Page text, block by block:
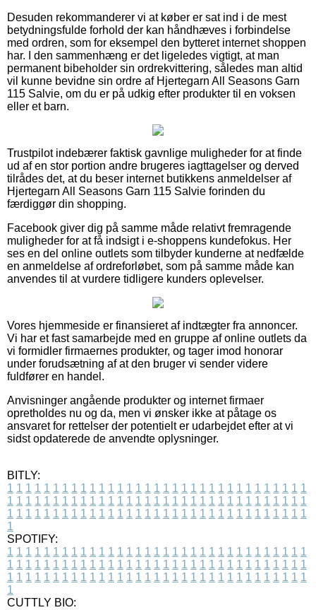
Desuden rekommanderer vi at køber er sat ind i de mest
betydningsfulde forhold der kan håndhæves i forbindelse
med ordren, som for eksempel den bytteret internet shoppen
har. I den sammenhæng er det ligeledes vigtigt, at man
permanent bibeholder sin ordrekvittering, således man altid
vil kunne bevidne sin ordre af Hjertegarn All Seasons Garn
115 Salvie, om du er på udkig efter produkter til en voksen
eller et barn.
Trustpilot indebærer faktisk gavnlige muligheder for at finde
ud af en stor portion andre brugeres iagttagelser og derved
tilrådes det, at du beser internet butikkens anmeldelser af
Hjertegarn All Seasons Garn 115 Salvie forinden du
færdiggør din shopping.
Facebook giver dig på samme måde relativt fremragende
muligheder for at få indsigt i e-shoppens kundefokus. Her
ses en del online outlets som tilbyder kunderne at nedfælde
en anmeldelse af ordreforløbet, som på samme måde kan
anvendes til at vurdere tidligere kunders oplevelser.
Vores hjemmeside er finansieret af indtægter fra annoncer.
Vi har et fast samarbejde med en gruppe af online outlets da
vi formidler firmaernes produkter, og tager imod honorar
under forudsætning af at den bruger vi sender videre
fuldfører en handel.
Anvisninger angående produkter og internet firmaer
opretholdes nu og da, men vi ønsker ikke at påtage os
ansvaret for rettelser der potentielt er udarbejdet efter at vi
sidst opdaterede de anvendte oplysninger.
BITLY:
1 1 1 1 1 1 1 1 1 1 1 1 1 1 1 1 1 1 1 1 1 1 1 1 1 1 1 1 1 1 1 1 1
1 1 1 1 1 1 1 1 1 1 1 1 1 1 1 1 1 1 1 1 1 1 1 1 1 1 1 1 1 1 1 1 1
1 1 1 1 1 1 1 1 1 1 1 1 1 1 1 1 1 1 1 1 1 1 1 1 1 1 1 1 1 1 1 1 1
1
SPOTIFY:
1 1 1 1 1 1 1 1 1 1 1 1 1 1 1 1 1 1 1 1 1 1 1 1 1 1 1 1 1 1 1 1 1
1 1 1 1 1 1 1 1 1 1 1 1 1 1 1 1 1 1 1 1 1 1 1 1 1 1 1 1 1 1 1 1 1
1 1 1 1 1 1 1 1 1 1 1 1 1 1 1 1 1 1 1 1 1 1 1 1 1 1 1 1 1 1 1 1 1
1
CUTTLY BIO: